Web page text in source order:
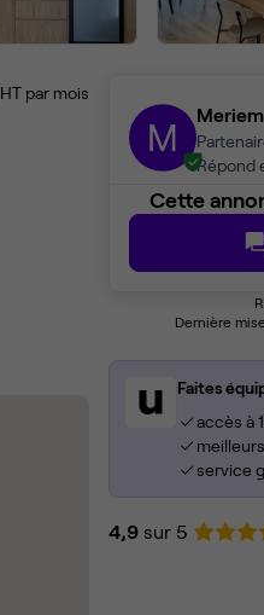
M Meriem
Répond
Cette
Dernière
Faites
accès à
service
4,9 sur 5
HT par mois